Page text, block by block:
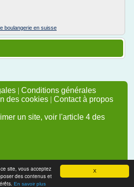
X
site, vous acceptez
des contenus et
En savoir plus
boulangerie en suisse
| Conditions générales
des cookies | Contact à propos
un site, voir l'article 4 des